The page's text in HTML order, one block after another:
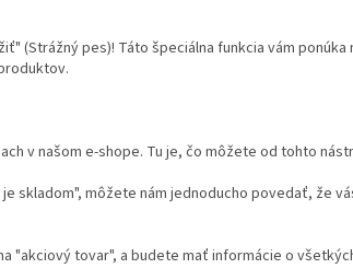
(Strážný pes)! Táto špeciálna funkcia vám
v našom e-shope. Tu je, čo môžete od tohto
skladom", môžete nám jednoducho povedať, že
"akciový tovar", a budete mať informácie o